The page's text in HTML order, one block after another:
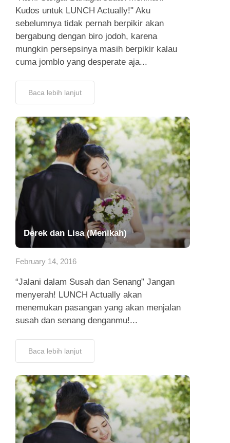
Kudos untuk LUNCH Actually!" Aku
sebelumnya tidak pernah berpikir akan
bergabung dengan biro jodoh, karena
mungkin persepsinya masih berpikir kalau
cuma jomblo yang desperate aja...
Baca lebih lanjut
Derek dan Lisa (Menikah)
February 14, 2016
“Jalani dalam Susah dan Senang” Jangan
menyerah! LUNCH Actually akan
menemukan pasangan yang akan menjalan
susah dan senang denganmu!...
Baca lebih lanjut